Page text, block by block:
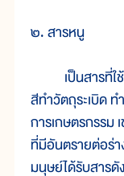
๒. สารหนู
เป็นสารที่ใช้ใ
สีทำวัตถุระเบิด ท
การเกษตรกรรม
ที่มีอันตรายต่อร่า
มนุษย์ได้รับสารดั